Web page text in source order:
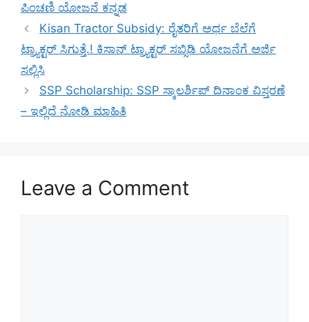
ಪಿಂಚಣಿ ಯೋಜನೆ ಕನ್ನಡ
Kisan Tractor Subsidy: ರೈತರಿಗೆ ಅರ್ಧ ಬೆಲೆಗೆ
ಟ್ರ್ಯಾಕ್ಟರ್ ಸಿಗುತ್ತೆ.! ಕಿಸಾನ್ ಟ್ರ್ಯಾಕ್ಟರ್ ಸಬ್ಸಿಡಿ ಯೋಜನೆಗೆ ಅರ್ಜಿ
ಸಲ್ಲಿಸಿ
SSP Scholarship: SSP ಸ್ಕಾಲರ್ಶಿಪ್ ದಿನಾಂಕ ವಿಸ್ತರಣೆ
– ಇಲ್ಲಿದೆ ನೋಡಿ ಮಾಹಿತಿ
Leave a Comment